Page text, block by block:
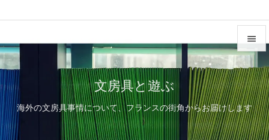
文房具と遊ぶ
海外の文房具事情について、フランスの街角からお届けします


メニュ

サイド

前へ